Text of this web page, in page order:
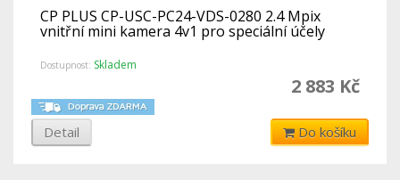
CP PLUS CP-USC-PC24-VDS-0280 2.4 Mpix
vnitřní mini kamera 4v1 pro speciální účely
Dostupnost: Skladem
2 883 Kč
Detail Do košíku